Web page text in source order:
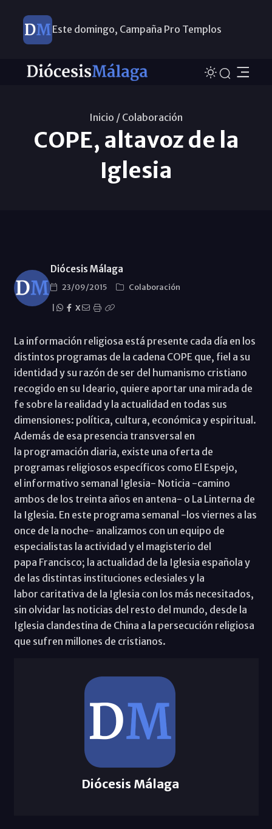
Este domingo, Campaña Pro Templos
Inicio / Colaboración
COPE, altavoz de la
Iglesia
Diócesis Málaga
23/09/2015
Colaboración
X
La información religiosa está presente cada día en los
distintos programas de la cadena COPE que, fiel a su
identidad y su razón de ser del humanismo cristiano
recogido en su Ideario, quiere aportar una mirada de
fe sobre la realidad y la actualidad en todas sus
dimensiones: política, cultura, económica y espiritual.
Además de esa presencia transversal en
la programación diaria, existe una oferta de
programas religiosos específicos como El Espejo,
el informativo semanal Iglesia- Noticia -camino
ambos de los treinta años en antena- o La Linterna de
la Iglesia. En este programa semanal -los viernes a las
once de la noche- analizamos con un equipo de
especialistas la actividad y el magisterio del
papa Francisco; la actualidad de la Iglesia española y
de las distintas instituciones eclesiales y la
labor caritativa de la Iglesia con los más necesitados,
sin olvidar las noticias del resto del mundo, desde la
Iglesia clandestina de China a la persecución religiosa
que sufren millones de cristianos.
Diócesis Málaga